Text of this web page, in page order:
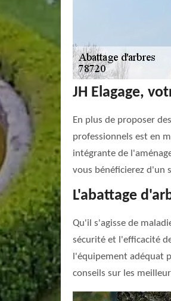
JH Elagage,
En plus de proposer
professionnels est en
intégrante de
vous bénéficierez d'un
L'abattage
Qu'il s'agisse de
sécurité et l'efficacité
l'équipement adéquat
conseils sur les